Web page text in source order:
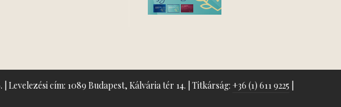
cím: 1089 Budapest, Kálvária tér 14. | Titkárság: +36 (1) 611 9225